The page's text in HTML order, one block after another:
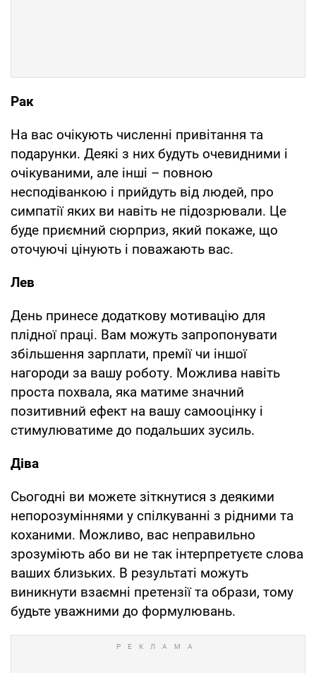
Рак
На вас очікують численні привітання та
подарунки. Деякі з них будуть очевидними і
очiкуваними, але іншi – повною
несподiванкою і прийдуть вiд людей, про
симпатії яких ви навiть не пiдозрювали. Це
буде приємний сюрприз, який покаже, що
оточуючі цiнують i поважають вас.
Лев
День принесе додаткову мотивацiю для
плiдної працi. Вам можуть запропонувати
збiльшення зарплати, премії чи іншої
нагороди за вашу роботу. Можлива навiть
проста похвала, яка матиме значний
позитивний ефект на вашу самооцiнку i
стимулюватиме до подальших зусиль.
Діва
Сьогодні ви можете зіткнутися з деякими
непорозуміннями у спілкуванні з рідними та
коханими. Можливо, вас неправильно
зрозуміють або ви не так інтерпретуєте слова
ваших близьких. В результаті можуть
виникнути взаємні претензії та образи, тому
будьте уважними до формулювань.